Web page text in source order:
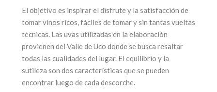
El objetivo es inspirar el disfrute y la satisfacción de
tomar vinos ricos, fáciles de tomar y sin tantas vueltas
técnicas. Las uvas utilizadas en la elaboración
provienen del Valle de Uco donde se busca resaltar
todas las cualidades del lugar. El equilibrio y la
sutileza son dos características que se pueden
encontrar luego de cada descorche.